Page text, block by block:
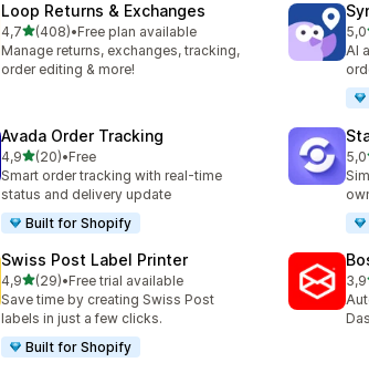
Loop Returns & Exchanges
4,7/ 5 tähteä
(408)
408 arvostelua yhteensä
•Free plan available
Manage returns, exchanges, tracking,
order editing & more!
5,0
71
AI
Avada Order Tracking
4,9/ 5 tähteä
(20)
20 arvostelua yhteensä
•Free
Smart order tracking with real-time
status and delivery update
Built for Shopify
5,0
81
Swiss Post Label Printer
4,9/ 5 tähteä
(29)
29 arvostelua yhteensä
•Free trial available
Save time by creating Swiss Post
labels in just a few clicks.
Built for Shopify
3,9
24